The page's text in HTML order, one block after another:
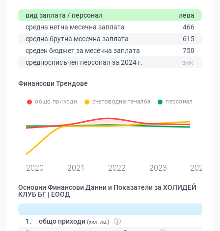
вид заплата / персонал
лева
средна нетна месечна заплата
466
средна брутна месечна заплата
615
среден бюджет за месечна заплата
750
средносписъчен персонал за 2024 г.
Финансови Трендове
общо приходи счетоводна печалба персонал
2020 2021 2022 2023 2024
Основни Финансови Данни и Показатели за ХОЛИДЕЙ
КЛУБ БГ | ЕООД
1. общо приходи (хил. лв.)